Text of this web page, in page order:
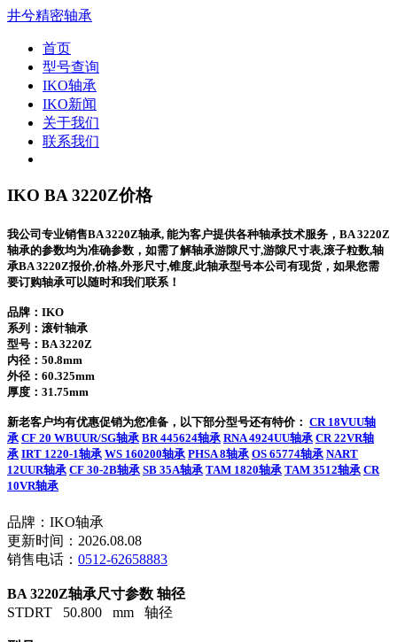
井兮精密轴承
首页
型号查询
IKO轴承
IKO新闻
关于我们
联系我们
IKO BA 3220Z价格
我公司专业销售BA 3220Z轴承, 能为客户提供各种轴承技术服务，BA 3220Z
轴承的参数均为准确参数，如需了解轴承游隙尺寸,游隙尺寸表,滚子粒数,轴
承BA 3220Z报价,价格,外形尺寸,锥度,此轴承型号本公司有现货，如果您需
要订购轴承可以随时和我们联系！
品牌：IKO
系列：滚针轴承
型号： BA 3220Z
内径：50.8mm
外径：60.325mm
厚度：31.75mm
新老客户均有优惠促销为您准备，以下部分型号还有特价： CR 18VUU轴
承 CF 20 WBUUR/SG轴承 BR 445624轴承 RNA 4924UU轴承 CR 22VR轴
承 IRT 1220-1轴承 WS 160200轴承 PHSA 8轴承 OS 65774轴承 NART
12UUR轴承 CF 30-2B轴承 SB 35A轴承 TAM 1820轴承 TAM 3512轴承 CR
10VR轴承
品牌：IKO轴承
更新时间：2026.08.08
销售电话： 0512-62658883
BA 3220Z轴承尺寸参数 轴径
STDRT 50.800 mm 轴径